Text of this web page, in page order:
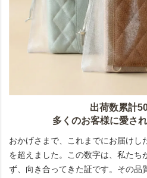
出荷数累計
多くのお客様に愛さ
おかげさまで、これまでにお届けし
を超えました。この数字は、私たち
ず、向き合ってきた証です。その品